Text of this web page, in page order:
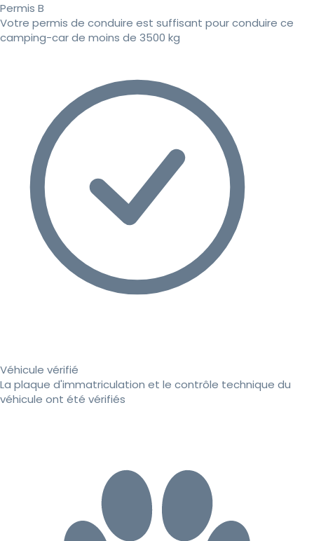
Permis B
Votre permis de conduire est suffisant pour conduire ce
camping-car de moins de 3500 kg
Véhicule vérifié
La plaque d'immatriculation et le contrôle technique du
véhicule ont été vérifiés